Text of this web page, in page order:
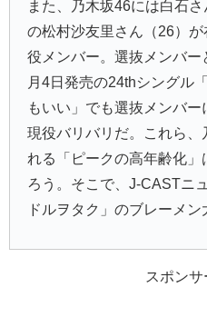
また、乃木坂46には白石
の松村沙友里さん（26）
役メンバー。選抜メンバ
月4日発売の24thシングル
もいい」でも選抜メンバ
現役バリバリだ。これら
れる「ピークの高年齢化
ろう。そこで、J-CASTニ
ドルヲタク」のブレーメン
スポンサ